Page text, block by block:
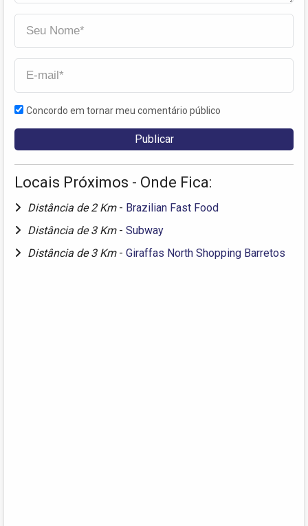
Concordo em tornar meu comentário público
Locais Próximos - Onde Fica:
Distância de 2 Km - Brazilian Fast Food
Distância de 3 Km - Subway
Distância de 3 Km - Giraffas North Shopping Barretos